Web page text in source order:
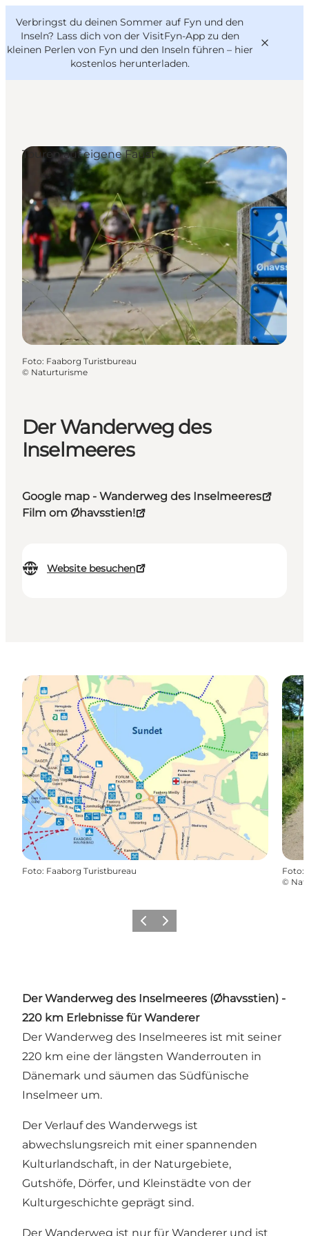
Verbringst du deinen Sommer auf Fyn und den
Inseln? Lass dich von der VisitFyn-App zu den
kleinen Perlen von Fyn und den Inseln führen – hier
kostenlos herunterladen.
Reise Ideen
Outdoor & bike
Essen & trinken
Übernachtung
VisitFyn
Deutsch
Der Wanderweg des
Inselmeeres
Google map - Wanderweg des Inselmeeres
Film om Øhavsstien!
Website besuchen
Touren auf eigene Faust
Foto: Faaborg Turistbureau
© Naturturisme
Foto: Faaborg Turistbureau Foto:
©
ZurückWeiter
Der Wanderweg des Inselmeeres (Øhavsstien) -
220 km Erlebnisse für Wanderer
Der Wanderweg des Inselmeeres ist mit seiner
220 km eine der längsten Wanderrouten in
Dänemark und säumen das Südfünische
Inselmeer um.
Der Verlauf des Wanderwegs ist
abwechslungsreich mit einer spannenden
Kulturlandschaft, in der Naturgebiete,
Gutshöfe, Dörfer, und Kleinstädte von der
Kulturgeschichte geprägt sind.
Der Wanderweg ist nur für Wanderer und ist